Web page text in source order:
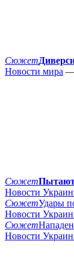
Сюжет
Новости мира —
Сюжет
Новости
СюжетУдары
Новости
Сюжет
Новости